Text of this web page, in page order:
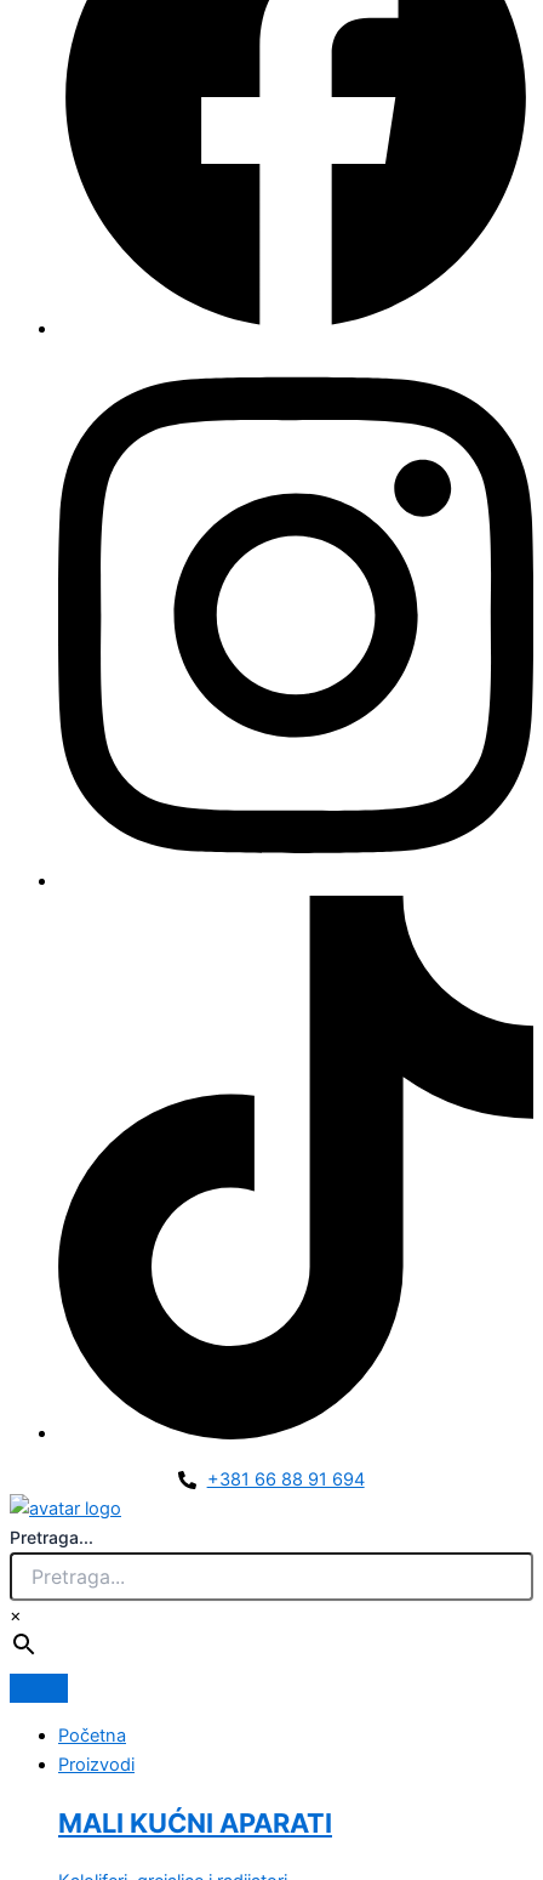
+381 66 88 91 694
Pretraga...
×
Početna
Proizvodi
MALI KUĆNI APARATI